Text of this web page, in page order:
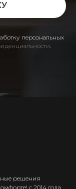
персональных
.
решения
с 2014 года.